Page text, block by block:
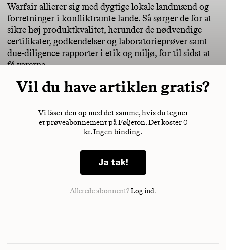
Warfair allierer sig med dygtige lokale landmænd og
forretninger i konfliktramte lande. Så sørger de for at
sikre høj produktkvalitet, herunder de nødvendige
certifikater, godkendelser og laboratorieprøver samt
due-diligence rapporter i etik og miljø, for til sidst at
få varerne
Vil du have artiklen gratis?
Vi låser den op med det samme, hvis du tegner
et prøveabonnement på Føljeton. Det koster 0
kr. Ingen binding.
Ja tak!
Allerede abonnent?Log ind.